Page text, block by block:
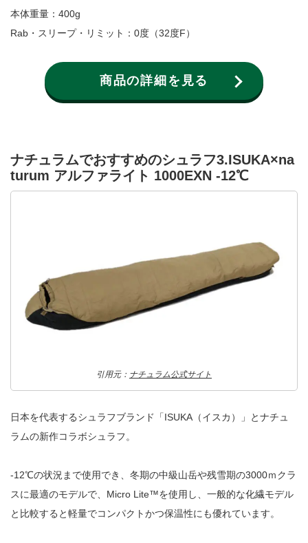
本体重量：400g
Rab・スリープ・リミット：0度（32度F）
商品の詳細を見る
ナチュラムでおすすめのシュラフ3.ISUKA×na
turum アルファライト 1000EXN -12℃
引用元： ナチュラム公式サイト
日本を代表するシュラフブランド「ISUKA（イスカ）」とナチュ
ラムの新作コラボシュラフ。
-12℃の状況まで使用でき、冬期の中級山岳や残雪期の3000ｍクラ
スに最適のモデルで、Micro Lite™を使用し、一般的な化繊モデル
と比較すると軽量でコンパクトかつ保温性にも優れています。